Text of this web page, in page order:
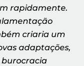
rapidamente.
criaria um
adaptações,